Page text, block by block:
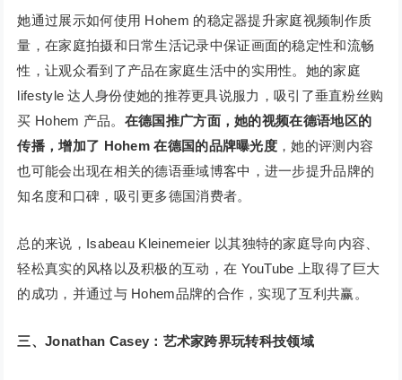
她通过展示如何使用 Hohem 的稳定器提升家庭视频制作质
量，在家庭拍摄和日常生活记录中保证画面的稳定性和流畅
性，让观众看到了产品在家庭生活中的实用性。她的家庭
lifestyle 达人身份使她的推荐更具说服力，吸引了垂直粉丝购
买 Hohem 产品。 在德国推广方面，她的视频在德语地区的
传播，增加了 Hohem 在德国的品牌曝光度 ，她的评测内容
也可能会出现在相关的德语垂域博客中，进一步提升品牌的
知名度和口碑，吸引更多德国消费者。
总的来说，Isabeau Kleinemeier 以其独特的家庭导向内容、
轻松真实的风格以及积极的互动，在 YouTube 上取得了巨大
的成功，并通过与 Hohem品牌的合作，实现了互利共赢。
三、Jonathan Casey：艺术家跨界玩转科技领域